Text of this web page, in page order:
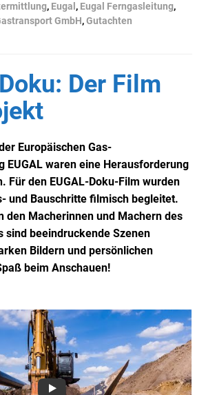
, Eugal , Eugal Ferngasleitung,
GmbH,Gutachten
Der Film
Europäischen Gas-
EUGAL waren eine Herausforderung
Für den EUGAL-Doku-Film wurden
und Bauschritte filmisch begleitet.
den Macherinnen und Machern des
sind beeindruckende Szenen
Bildern und persönlichen
beim Anschauen!